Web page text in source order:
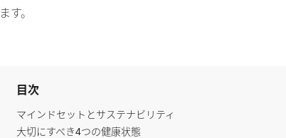
ます。
目次
マインドセットとサステナビリティ
大切にすべき4つの健康状態